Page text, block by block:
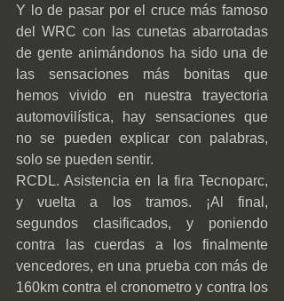
Y lo de pasar por el cruce más famoso
del WRC con las cunetas abarrotadas
de gente animándonos ha sido una de
las sensaciones más bonitas que
hemos vivido en nuestra trayectoria
automovilística, hay sensaciones que
no se pueden explicar con palabras,
solo se pueden sentir.
RCDL. Asistencia en la fira Tecnoparc,
y vuelta a los tramos. ¡Al final,
segundos clasificados, y poniendo
contra las cuerdas a los finalmente
vencedores, en una prueba con más de
160km contra el cronometro y contra los